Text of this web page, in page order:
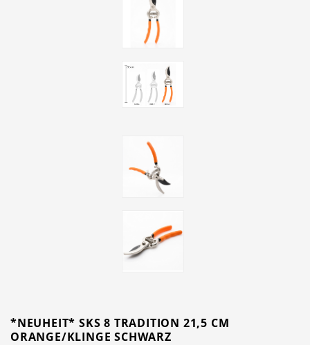
*NEUHEIT* SKS 8 TRADITION 21,5 CM
ORANGE/KLINGE SCHWARZ